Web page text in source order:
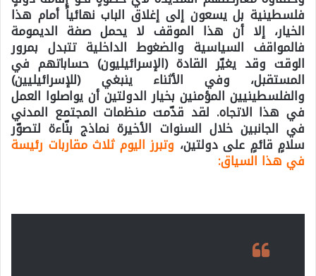
فلسطينية بل يسعون إلى إغلاق الباب نهائياً أمام هذا
الخيار، إلا أن هذا الموقف لا يحمل صفة الديمومة
فالمواقف السياسية والضغوط الداخلية تتبدل بمرور
الوقت وقد يغيّر القادة (الإسرائيليون) حساباتهم في
المستقبل، وفي الأثناء ينبغي (للإسرائيليين)
والفلسطينيين المؤمنين بخيار الدولتين أن يواصلوا العمل
في هذا الاتجاه. لقد قدّمت منظمات المجتمع المدني
في الجانبين خلال السنوات الأخيرة نماذج بنّاءة لتصوّر
سلامٍ قائمٍ على دولتين، وتبرز اليوم ثلاث مقاربات رئيسة
في هذا السياق: